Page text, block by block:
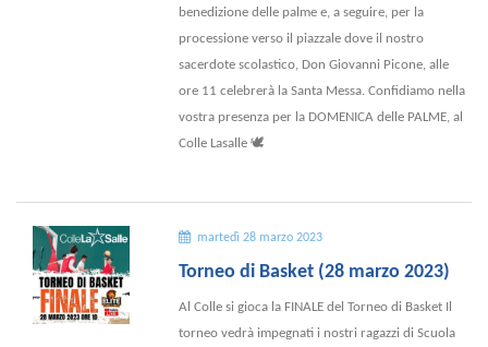
benedizione delle palme e, a seguire, per la
processione verso il piazzale dove il nostro
sacerdote scolastico, Don Giovanni Picone, alle
ore 11 celebrerà la Santa Messa. Confidiamo nella
vostra presenza per la DOMENICA delle PALME, al
Colle Lasalle 🕊
martedì 28 marzo 2023
Torneo di Basket (28 marzo 2023)
Al Colle si gioca la FINALE del Torneo di Basket Il
torneo vedrà impegnati i nostri ragazzi di Scuola